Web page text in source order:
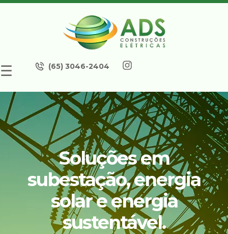
☰ (65) 3046-2404
Soluções em
subestação, energia
solar e energia
sustentável.